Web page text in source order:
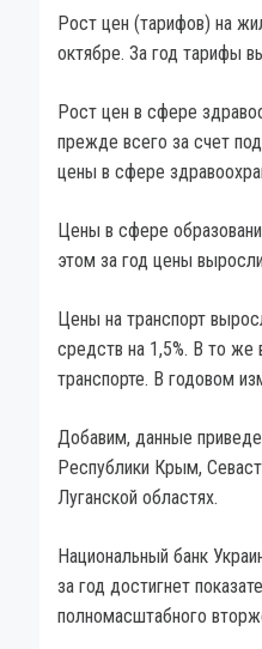
Рост цен (тарифов) на
октябре. За год тарифы
Рост цен в сфере
прежде всего за счет
цены в сфере
Цены в сфере
этом за год цены
Цены на транспорт
средств на 1,5%. В то
транспорте. В годовом
Добавим, данные
Республики Крым,
Луганской областях.
Национальный банк
за год достигнет
полномасштабного